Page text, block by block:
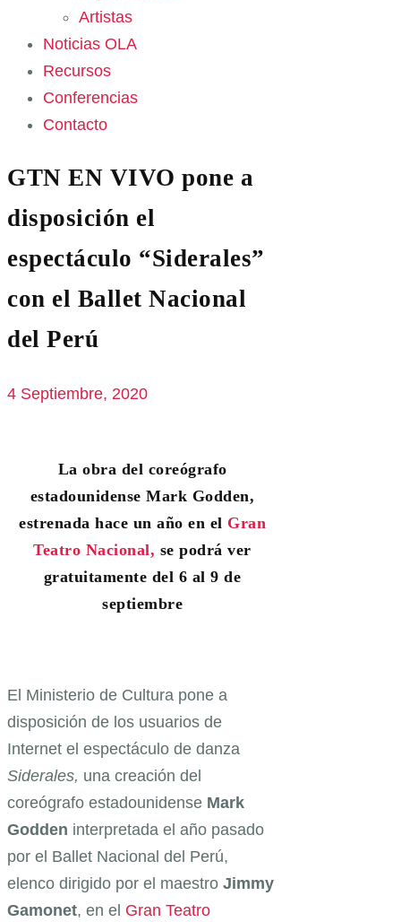
Artistas
Noticias OLA
Recursos
Conferencias
Contacto
GTN EN VIVO pone a
disposición el
espectáculo “Siderales”
con el Ballet Nacional
del Perú
4 Septiembre, 2020
La obra del coreógrafo
estadounidense Mark Godden,
estrenada hace un año en el Gran
Teatro Nacional, se podrá ver
gratuitamente del 6 al 9 de
septiembre
El Ministerio de Cultura pone a
disposición de los usuarios de
Internet el espectáculo de danza
Siderales, una creación del
coreógrafo estadounidense Mark
Godden interpretada el año pasado
por el Ballet Nacional del Perú,
elenco dirigido por el maestro Jimmy
Gamonet, en el Gran Teatro